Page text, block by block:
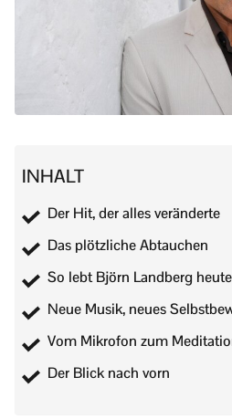
INHALT
Der Hit, der alles veränderte
Das plötzliche Abtauchen
So lebt Björn Landberg heute
Neue Musik, neues
Vom Mikrofon zum
Der Blick nach vorn